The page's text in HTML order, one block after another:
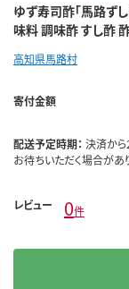
ゆず寿司酢「馬路ず
味料 調味酢 すし酢
高知県馬路村
寄付金額
配送予定時期： 決済か
お待ちいただく場合があ
レビュー 0件